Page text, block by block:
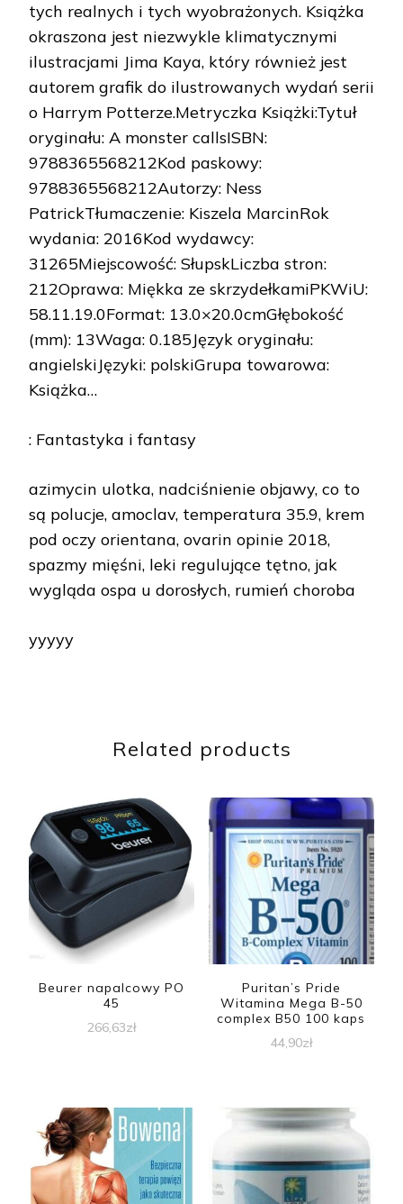
tych realnych i tych wyobrażonych. Książka
okraszona jest niezwykle klimatycznymi
ilustracjami Jima Kaya, który również jest
autorem grafik do ilustrowanych wydań serii
o Harrym Potterze.Metryczka Książki:Tytuł
oryginału: A monster callsISBN:
9788365568212Kod paskowy:
9788365568212Autorzy: Ness
PatrickTłumaczenie: Kiszela MarcinRok
wydania: 2016Kod wydawcy:
31265Miejscowość: SłupskLiczba stron:
212Oprawa: Miękka ze skrzydełkamiPKWiU:
58.11.19.0Format: 13.0×20.0cmGłębokość
(mm): 13Waga: 0.185Język oryginału:
angielskiJęzyki: polskiGrupa towarowa:
Książka…
: Fantastyka i fantasy
azimycin ulotka, nadciśnienie objawy, co to
są polucje, amoclav, temperatura 35.9, krem
pod oczy orientana, ovarin opinie 2018,
spazmy mięśni, leki regulujące tętno, jak
wygląda ospa u dorosłych, rumień choroba
yyyyy
Related products
Beurer napalcowy PO
45
266,63zł
Puritan’s Pride
Witamina Mega B-50
complex B50 100 kaps
44,90zł